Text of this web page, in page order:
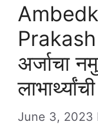
अर्जाचा
June 3, 2023